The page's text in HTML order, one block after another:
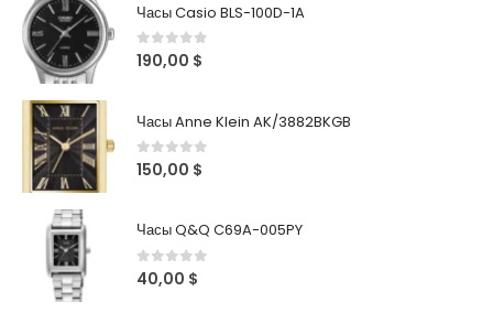
Часы Casio BLS-100D-1A
0out of 5
190,00 $
Часы Anne Klein AK/3882BKGB
0out of 5
150,00 $
Часы Q&Q C69A-005PY
0 out of 5
40,00 $